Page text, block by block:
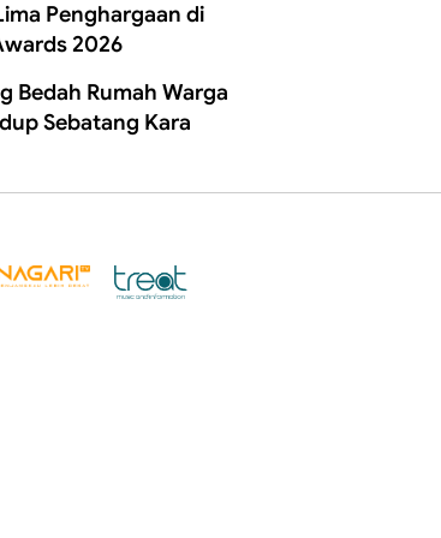
Penghargaan di
2026
Bedah Rumah Warga
Sebatang Kara